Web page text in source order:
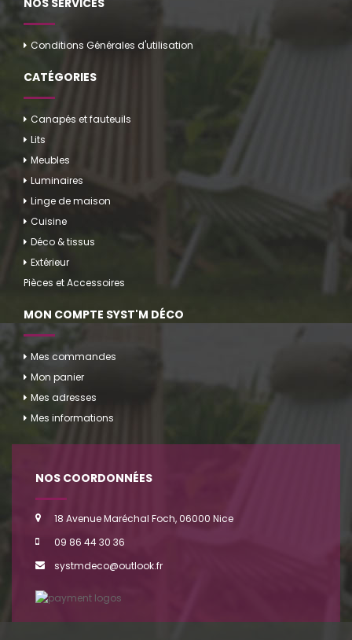
Conditions Générales d'utilisation
CATÉGORIES
Canapés et fauteuils
Lits
Meubles
Luminaires
Linge de maison
Cuisine
Déco & tissus
Extérieur
Pièces et Accessoires
MON COMPTE SYST'M DÉCO
Mes commandes
Mon panier
Mes adresses
Mes informations
NOS COORDONNÉES
18 Avenue Maréchal Foch, 06000 Nice
09 86 44 30 36
systmdeco@outlook.fr